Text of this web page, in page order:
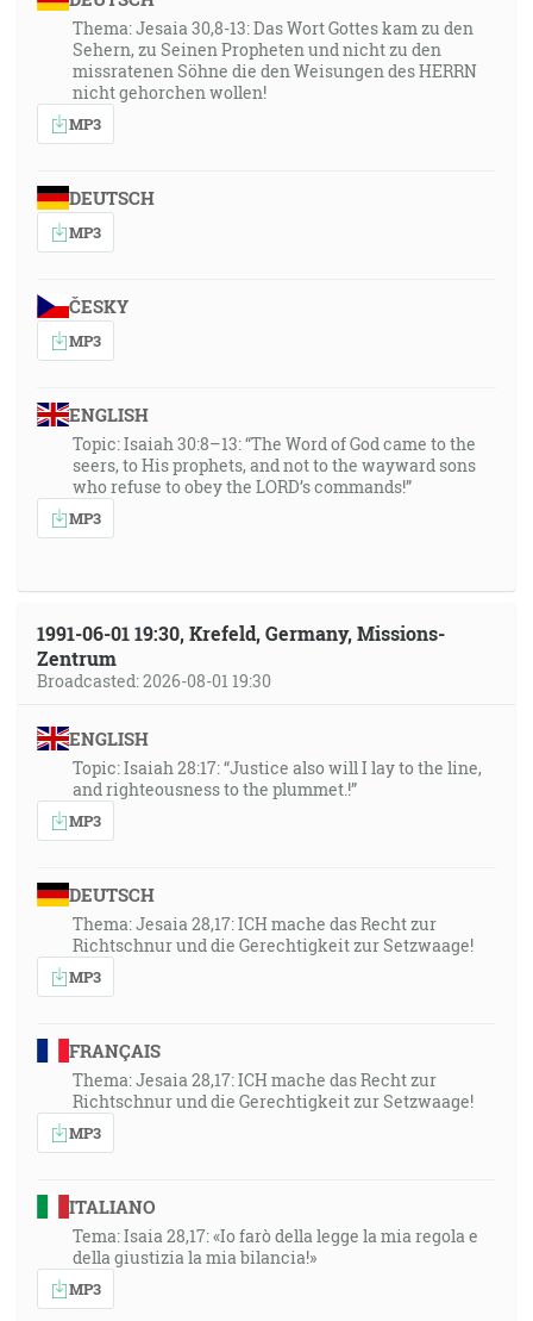
Thema: Jesaia 30,8-13: Das Wort Gottes kam zu den
Sehern, zu Seinen Propheten und nicht zu den
missratenen Söhne die den Weisungen des HERRN
nicht gehorchen wollen!
MP3
DEUTSCH
MP3
ČESKY
MP3
ENGLISH
Topic: Isaiah 30:8–13: “The Word of God came to the
seers, to His prophets, and not to the wayward sons
who refuse to obey the LORD’s commands!”
MP3
1991-06-01 19:30, Krefeld, Germany, Missions-
Zentrum
Broadcasted: 2026-08-01 19:30
ENGLISH
Topic: Isaiah 28:17: “Justice also will I lay to the line,
and righteousness to the plummet.!”
MP3
DEUTSCH
Thema: Jesaia 28,17: ICH mache das Recht zur
Richtschnur und die Gerechtigkeit zur Setzwaage!
MP3
FRANÇAIS
Thema: Jesaia 28,17: ICH mache das Recht zur
Richtschnur und die Gerechtigkeit zur Setzwaage!
MP3
ITALIANO
Tema: Isaia 28,17: «Io farò della legge la mia regola e
della giustizia la mia bilancia!»
MP3